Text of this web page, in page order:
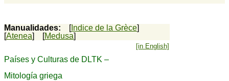
Manualidades: [Indice de la Grèce]
[Atenea] [Medusa]
[in English]
Países y Culturas de DLTK –
Mitología griega